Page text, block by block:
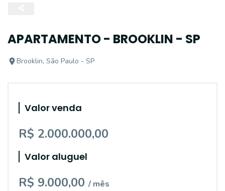
APARTAMENTO - BROOKLIN - SP
Brooklin, São Paulo - SP
Valor venda
R$ 2.000.000,00
Valor aluguel
R$ 9.000,00 / mês